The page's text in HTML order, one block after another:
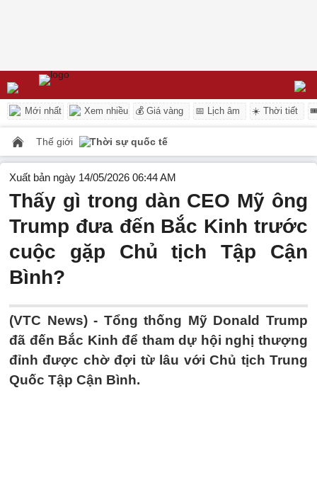
Mới nhất Xem nhiều 💰 Giá vàng 📅 Lịch âm ☀️ Thời tiết
Thế giới Thời sự quốc tế
Xuất bản ngày 14/05/2026 06:44 AM
Thấy gì trong dàn CEO Mỹ ông
Trump đưa đến Bắc Kinh trước
cuộc gặp Chủ tịch Tập Cận
Bình?
(VTC News) - Tổng thống Mỹ Donald Trump
đã đến Bắc Kinh để tham dự hội nghị thượng
đỉnh được chờ đợi từ lâu với Chủ tịch Trung
Quốc Tập Cận Bình.